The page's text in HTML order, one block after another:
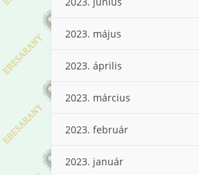
2023. május
2023. április
2023. március
2023. február
2023. január